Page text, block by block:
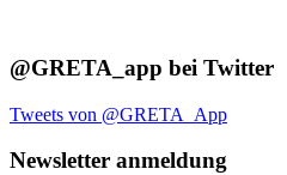
@GRETA_app bei Twitter
Tweets von @GRETA_App
Newsletter anmeldung